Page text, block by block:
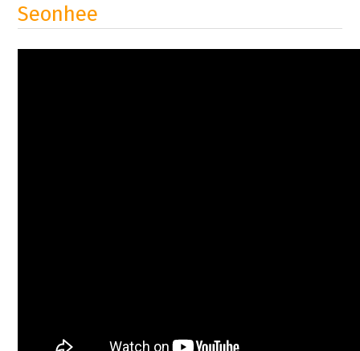
Seonhee